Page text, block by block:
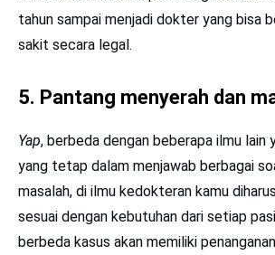
tahun sampai menjadi dokter yang bisa
sakit secara legal.
5. Pantang menyerah dan
Yap, berbeda dengan beberapa ilmu lain
yang tetap dalam menjawab berbagai
masalah, di ilmu kedokteran kamu
sesuai dengan kebutuhan dari setiap
berbeda kasus akan memiliki